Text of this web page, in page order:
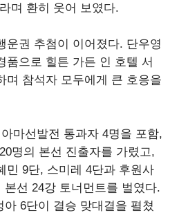
며 환히 웃어 보였다.
운권 추첨이 이어졌다. 단우영
품으로 힐튼 가든 인 호텔 서
며 참석자 모두에게 큰 호응을
마선발전 통과자 4명을 포함,
명의 본선 진출자를 가렸고,
민 9단, 스미레 4단과 후원사
선 24강 토너먼트를 벌였다.
6단이 결승 맞대결을 펼쳤